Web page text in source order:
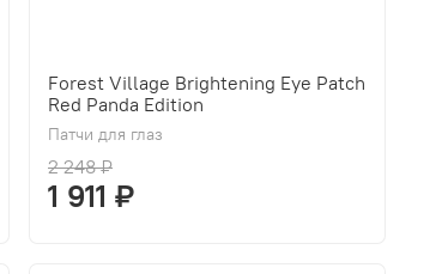
Forest Village Brightening Eye Patch
Red Panda Edition
Патчи для глаз
2 248 ₽
1 911 ₽